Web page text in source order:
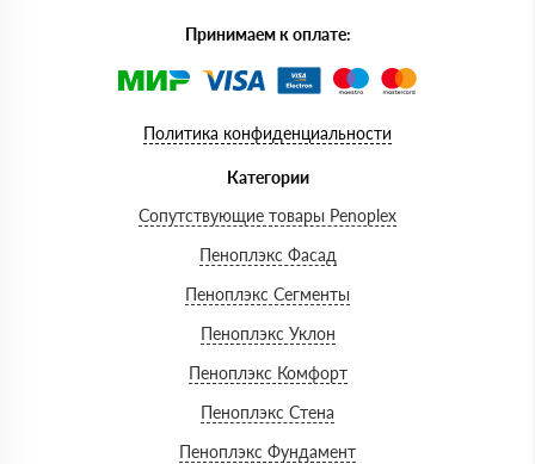
Принимаем к оплате:
Политика конфиденциальности
Категории
Сопутствующие товары Penoplex
Пеноплэкс Фасад
Пеноплэкс Сегменты
Пеноплэкс Уклон
Пеноплэкс Комфорт
Пеноплэкс Стена
Пеноплэкс Фундамент